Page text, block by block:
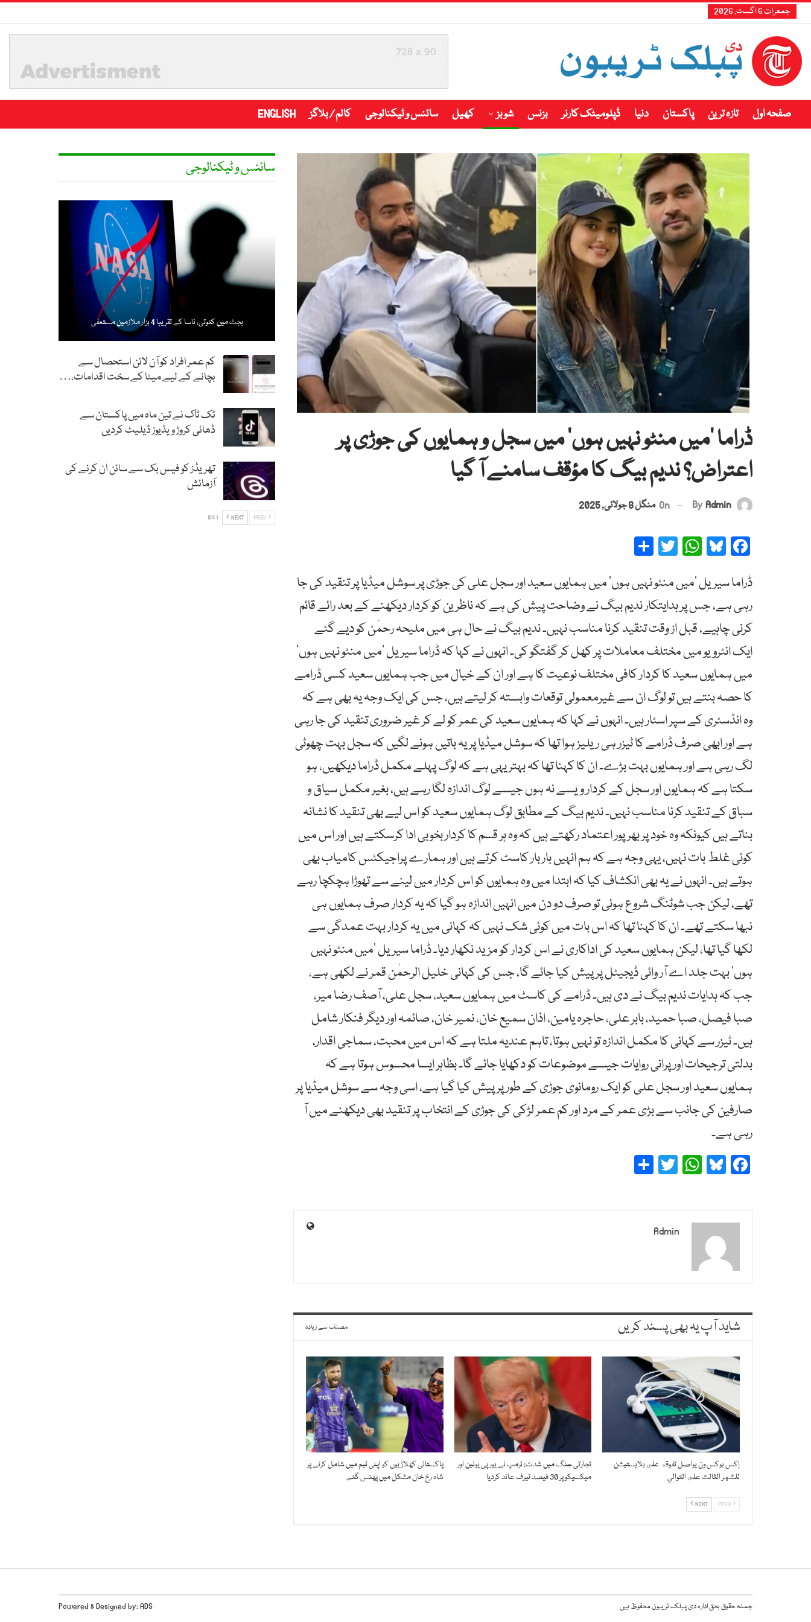
جمعرات 6 اگست, 2026
صفحہ اول تازہ ترین پاکستان دنیا ڈپلومیٹک کارنر بزنس شوبز کھیل سائنس و ٹیکنالوجی کالم / بلاگز ENGLISH
ڈراما ’میں منٹو نہیں ہوں‘ میں سجل و ہمایوں کی جوڑی پر
اعتراض؟ ندیم بیگ کا مؤقف سامنے آ گیا
By Admin
On منگل 8 جولائی, 2025
Facebook
Bluesky
WhatsApp
Twitter
ڈراما سیریل ’میں منٹو نہیں ہوں‘ میں ہمایوں سعید اور سجل علی کی جوڑی پر سوشل میڈیا پر تنقید کی جا
رہی ہے، جس پر ہدایتکار ندیم بیگ نے وضاحت پیش کی ہے کہ ناظرین کو کردار دیکھنے کے بعد رائے قائم
کرنی چاہیے، قبل از وقت تنقید کرنا مناسب نہیں۔ ندیم بیگ نے حال ہی میں ملیحہ رحمٰن کو دیے گئے
ایک انٹرویو میں مختلف معاملات پر کھل کر گفتگو کی۔ انہوں نے کہا کہ ڈراما سیریل ’میں منٹو نہیں ہوں‘
میں ہمایوں سعید کا کردار کافی مختلف نوعیت کا ہے اور ان کے خیال میں جب ہمایوں سعید کسی ڈرامے
کا حصہ بنتے ہیں تو لوگ ان سے غیرمعمولی توقعات وابستہ کر لیتے ہیں، جس کی ایک وجہ یہ بھی ہے کہ
وہ انڈسٹری کے سپر اسٹار ہیں۔ انہوں نے کہا کہ ہمایوں سعید کی عمر کو لے کر غیر ضروری تنقید کی جا رہی
ہے اور ابھی صرف ڈرامے کا ٹیزر ہی ریلیز ہوا تھا کہ سوشل میڈیا پر یہ باتیں ہونے لگیں کہ سجل بہت چھوٹی
لگ رہی ہے اور ہمایوں بہت بڑے۔ ان کا کہنا تھا کہ بہتر یہی ہے کہ لوگ پہلے مکمل ڈراما دیکھیں، ہو
سکتا ہے کہ ہمایوں اور سجل کے کردار ویسے نہ ہوں جیسے لوگ اندازہ لگا رہے ہیں، بغیر مکمل سیاق و
سباق کے تنقید کرنا مناسب نہیں۔ ندیم بیگ کے مطابق لوگ ہمایوں سعید کو اس لیے بھی تنقید کا نشانہ
بناتے ہیں کیونکہ وہ خود پر بھرپور اعتماد رکھتے ہیں کہ وہ ہر قسم کا کردار بخوبی ادا کرسکتے ہیں اور اس میں
کوئی غلط بات نہیں، یہی وجہ ہے کہ ہم انہیں بار بار کاسٹ کرتے ہیں اور ہمارے پراجیکٹس کامیاب بھی
ہوتے ہیں۔ انہوں نے یہ بھی انکشاف کیا کہ ابتدا میں وہ ہمایوں کو اس کردار میں لینے سے تھوڑا ہچکچا رہے
تھے، لیکن جب شوٹنگ شروع ہوئی تو صرف دو دن میں انہیں اندازہ ہو گیا کہ یہ کردار صرف ہمایوں ہی
نبھا سکتے تھے۔ ان کا کہنا تھا کہ اس بات میں کوئی شک نہیں کہ کہانی میں یہ کردار بہت عمدگی سے
لکھا گیا تھا، لیکن ہمایوں سعید کی اداکاری نے اس کردار کو مزید نکھار دیا۔ ڈراما سیریل ’میں منٹو نہیں
ہوں‘ بہت جلد اے آر وائی ڈیجیٹل پر پیش کیا جائے گا، جس کی کہانی خلیل الرحمٰن قمر نے لکھی ہے،
جب کہ ہدایات ندیم بیگ نے دی ہیں۔ ڈرامے کی کاسٹ میں ہمایوں سعید، سجل علی، آصف رضا میر،
صبا فیصل، صبا حمید، بابر علی، حاجرہ یامین، اذان سمیع خان، نمیر خان، صائمہ اور دیگر فنکار شامل
ہیں۔ ٹیزر سے کہانی کا مکمل اندازہ تو نہیں ہوتا، تاہم عندیہ ملتا ہے کہ اس میں محبت، سماجی اقدار،
بدلتی ترجیحات اور پرانی روایات جیسے موضوعات کو دکھایا جائے گا۔ بظاہر ایسا محسوس ہوتا ہے کہ
ہمایوں سعید اور سجل علی کو ایک رومانوی جوڑی کے طور پر پیش کیا گیا ہے، اسی وجہ سے سوشل میڈیا پر
صارفین کی جانب سے بڑی عمر کے مرد اور کم عمر لڑکی کی جوڑی کے انتخاب پر تنقید بھی دیکھنے میں آ
رہی ہے۔
Facebook
Bluesky
WhatsApp
Twitter
Admin
شاید آپ یہ بھی پسند کریں مصنف سے زیادہ
إكس بوكس ون يواصل تفوقه على بلايستيشن
للشهر الثالث على التوالي
تجارتی جنگ میں شدت: ٹرمپ نے یورپی یونین اور
میکسیکو پر 30 فیصد ٹیرف عائد کردیا
پاکستانی کھلاڑیوں کو اپنی ٹیم میں شامل کرنے پر
شاہ رخ خان مشکل میں پھنس گئے
NEXT
سائنس و ٹیکنالوجی
بجٹ میں کٹوتی، ناسا کے تقریبا 4 ہزار ملازمین مستعفی
کم عمر افراد کو آن لائن استحصال سے
بچانے کے لیے میٹا کے سخت اقدامات،…
ٹک ٹاک نے تین ماہ میں پاکستان سے
ڈھائی کروڑ ویڈیوز ڈیلیٹ کردیں
تھریڈز کو فیس بک سے سائن ان کرنے کی
آزمائش
NEXT 1 کا 8
جملہ حقوق بحق ادارہ دی پبلک ٹریبون محفوظ ہیں Powered & Designed by:ADS